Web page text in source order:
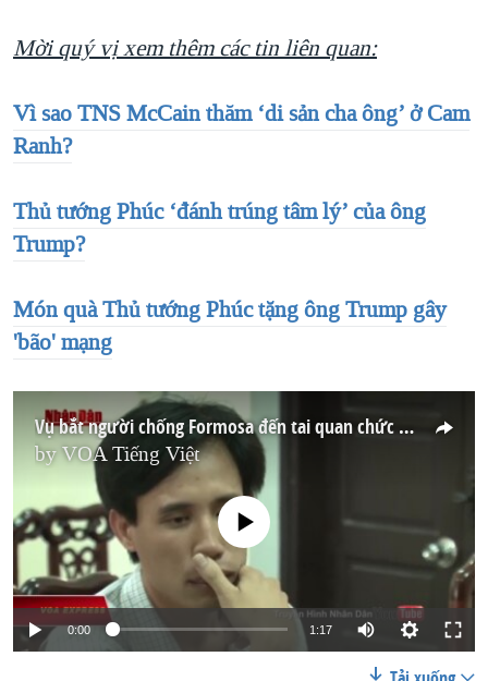
Mời quý vị xem thêm các tin liên quan:
Vì sao TNS McCain thăm ‘di sản cha ông’ ở Cam
Ranh?
Thủ tướng Phúc ‘đánh trúng tâm lý’ của ông
Trump?
Món quà Thủ tướng Phúc tặng ông Trump gây
'bão' mạng
Vụ bắt người chống Formosa đến tai quan chức Mỹ
byVOA Tiếng Việt
No media source currently available
0:00 1:17